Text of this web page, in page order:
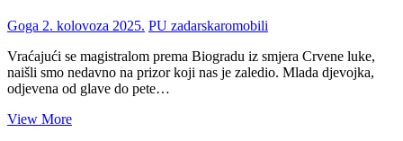
Goga 2. kolovoza 2025. PU zadarskaromobili
Vraćajući se magistralom prema Biogradu iz smjera Crvene luke,
naišli smo nedavno na prizor koji nas je zaledio. Mlada djevojka,
odjevena od glave do pete…
View MoreJesu